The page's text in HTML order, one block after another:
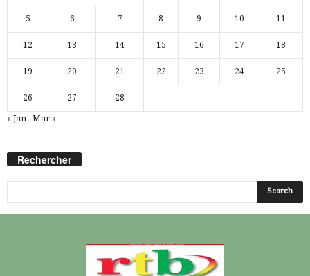
5 6 7 8 9 10 11
12 13 14 15 16 17 18
19 20 21 22 23 24 25
26 27 28
« Jan Mar »
Rechercher